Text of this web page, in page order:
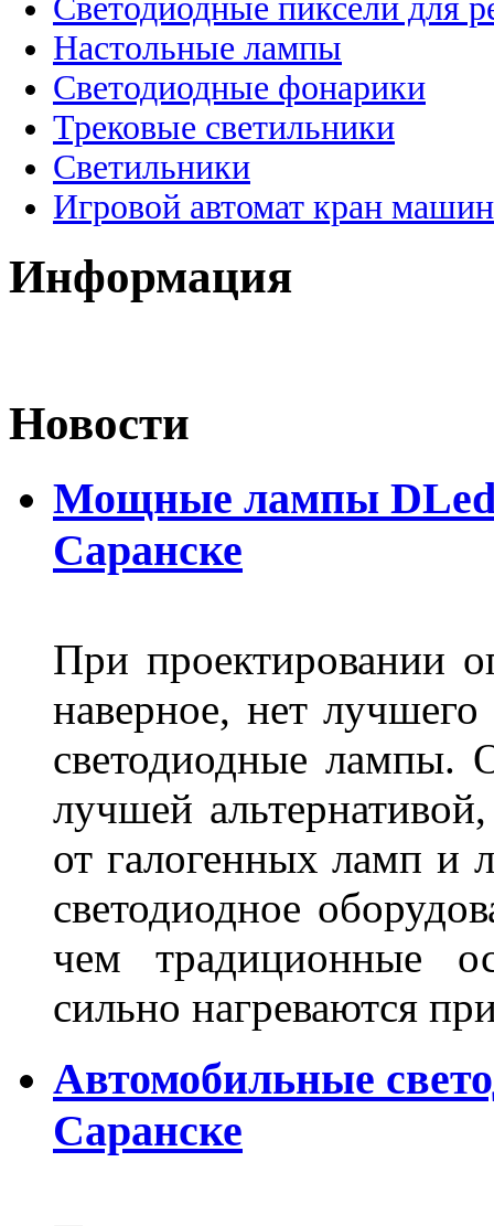
Светодиодные пиксели для
Настольные лампы
Светодиодные фонарики
Трековые светильники
Светильники
Игровой автомат кран
Информация
Новости
Мощные лампы DLed
Саранске
При проектировании
наверное, нет
светодиодные лампы.
лучшей
от галогенных ламп и
светодиодное
чем традиционные
сильно нагреваются
Автомобильные
Саранске